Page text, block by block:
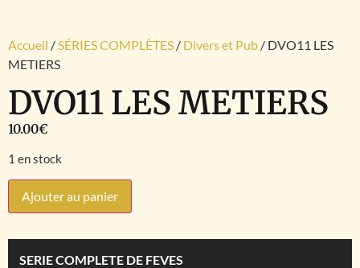
Accueil /SÉRIES COMPLÈTES / Divers et Pub / DVO11 LES
METIERS
DVO11 LES METIERS
10.00€
1 en stock
Ajouter au panier
SERIE COMPLETE DE FEVES